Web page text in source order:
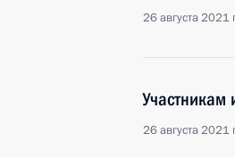
26 августа 2021
Участникам
26 августа 2021